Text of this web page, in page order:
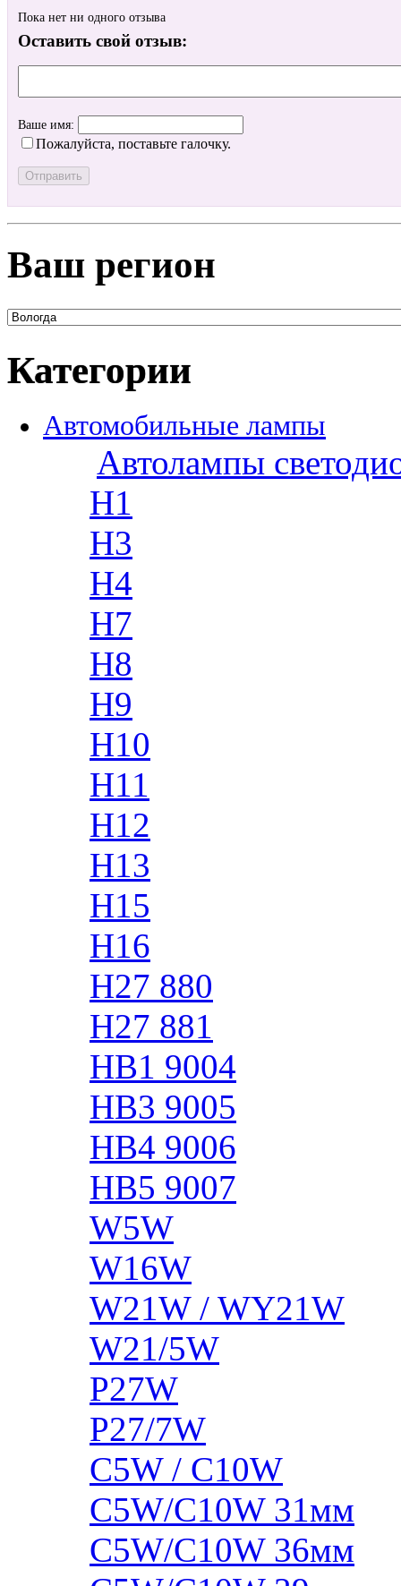
Пока нет ни одного отзыва
Оставить свой отзыв:
Ваше имя:
Пожалуйста, поставьте галочку.
Ваш регион
Категории
Автомобильные лампы
Автолампы
H1
H3
H4
H7
H8
H9
H10
H11
H12
H13
H15
H16
H27 880
H27 881
HB1 9004
HB3 9005
HB4 9006
HB5 9007
W5W
W16W
W21W / WY21W
W21/5W
P27W
P27/7W
C5W / C10W
C5W/C10W 31мм
C5W/C10W 36мм